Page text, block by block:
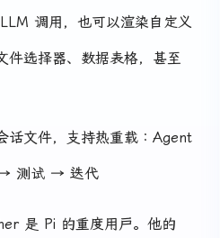
调用，也可以渲染自定义
件选择器、数据表格，甚至
话文件，支持热重载：Agent
测试 → 迭代
是 Pi 的重度用户。他的